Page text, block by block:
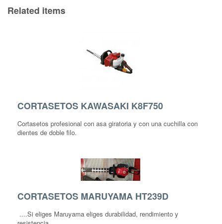
Related items
CORTASETOS KAWASAKI K8F750
Cortasetos profesional con asa giratoria y con una cuchilla con
dientes de doble filo.
CORTASETOS MARUYAMA HT239D
....Si eliges Maruyama eliges durabilidad, rendimiento y